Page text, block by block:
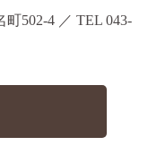
502-4 ／ TEL 043-